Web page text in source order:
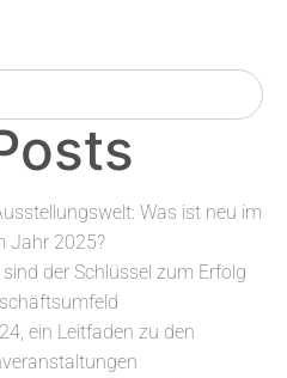
Was ist neu im
Jahr 2025?
der Schlüssel zum Erfolg
ein Leitfaden zu den